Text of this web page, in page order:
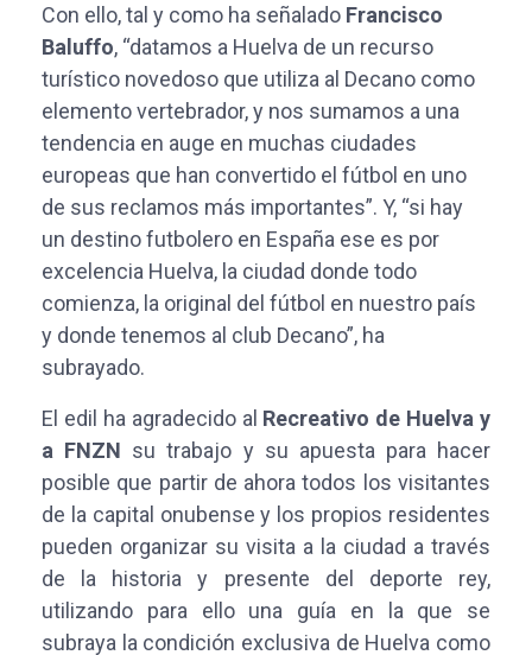
Con ello, tal y como ha señalado Francisco
Baluffo, “datamos a Huelva de un recurso
turístico novedoso que utiliza al Decano como
elemento vertebrador, y nos sumamos a una
tendencia en auge en muchas ciudades
europeas que han convertido el fútbol en uno
de sus reclamos más importantes”. Y, “si hay
un destino futbolero en España ese es por
excelencia Huelva, la ciudad donde todo
comienza, la original del fútbol en nuestro país
y donde tenemos al club Decano”, ha
subrayado.
El edil ha agradecido al Recreativo de Huelva y
a FNZN su trabajo y su apuesta para hacer
posible que partir de ahora todos los visitantes
de la capital onubense y los propios residentes
pueden organizar su visita a la ciudad a través
de la historia y presente del deporte rey,
utilizando para ello una guía en la que se
subraya la condición exclusiva de Huelva como